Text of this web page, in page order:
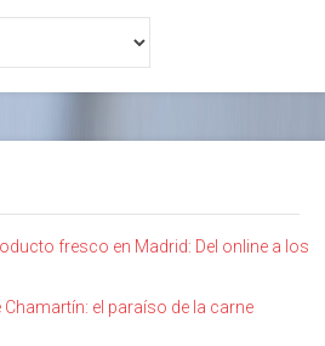
fresco en Madrid: Del online a los
el paraíso de la carne